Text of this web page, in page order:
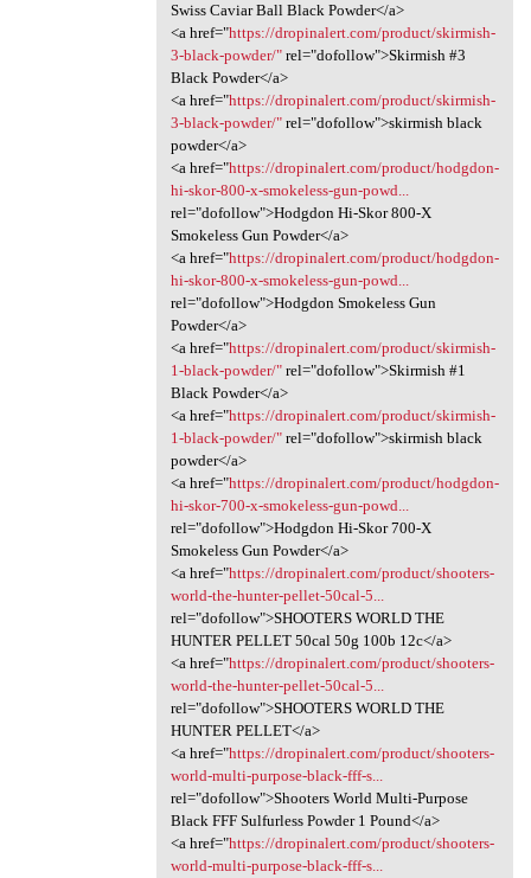
Swiss Caviar Ball Black Powder</a>
<a href="https://dropinalert.com/product/skirmish-
3-black-powder/"rel="dofollow">Skirmish #3
Black Powder</a>
<a href="https://dropinalert.com/product/skirmish-
3-black-powder/"rel="dofollow">skirmish black
powder</a>
<a href="https://dropinalert.com/product/hodgdon-
hi-skor-800-x-smokeless-gun-powd...
rel="dofollow">Hodgdon Hi-Skor 800-X
Smokeless Gun Powder</a>
<a href="https://dropinalert.com/product/hodgdon-
hi-skor-800-x-smokeless-gun-powd...
rel="dofollow">Hodgdon Smokeless Gun
Powder</a>
<a href="https://dropinalert.com/product/skirmish-
1-black-powder/"rel="dofollow">Skirmish #1
Black Powder</a>
<a href="https://dropinalert.com/product/skirmish-
1-black-powder/"rel="dofollow">skirmish black
powder</a>
<a href="https://dropinalert.com/product/hodgdon-
hi-skor-700-x-smokeless-gun-powd...
rel="dofollow">Hodgdon Hi-Skor 700-X
Smokeless Gun Powder</a>
<a href="https://dropinalert.com/product/shooters-
world-the-hunter-pellet-50cal-5...
rel="dofollow">SHOOTERS WORLD THE
HUNTER PELLET 50cal 50g 100b 12c</a>
<a href="https://dropinalert.com/product/shooters-
world-the-hunter-pellet-50cal-5...
rel="dofollow">SHOOTERS WORLD THE
HUNTER PELLET</a>
<a href="https://dropinalert.com/product/shooters-
world-multi-purpose-black-fff-s...
rel="dofollow">Shooters World Multi-Purpose
Black FFF Sulfurless Powder 1 Pound</a>
<a href="https://dropinalert.com/product/shooters-
world-multi-purpose-black-fff-s...